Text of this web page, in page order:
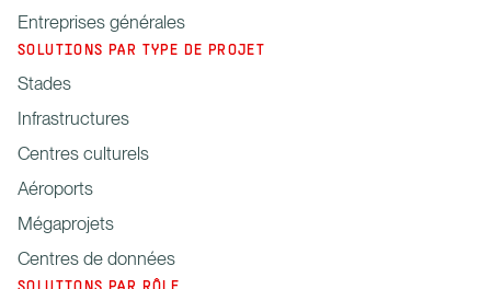
Entreprises générales
SOLUTIONS PAR TYPE DE PROJET
Stades
Infrastructures
Centres culturels
Aéroports
Mégaprojets
Centres de données